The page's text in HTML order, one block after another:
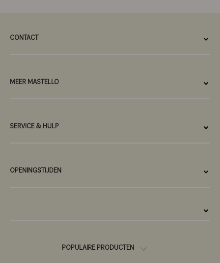
CONTACT
MEER MASTELLO
SERVICE & HULP
OPENINGSTIJDEN
POPULAIRE PRODUCTEN